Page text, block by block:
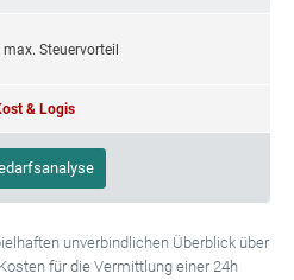
Steuervorteil
& Logis
unverbindlichen Überblick über
für die Vermittlung einer 24h